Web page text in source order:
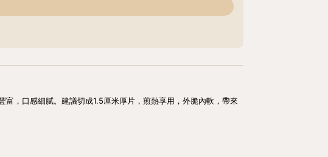
，口感細膩。建議切成1.5厘米厚片，煎熱享用，外脆內軟，帶來